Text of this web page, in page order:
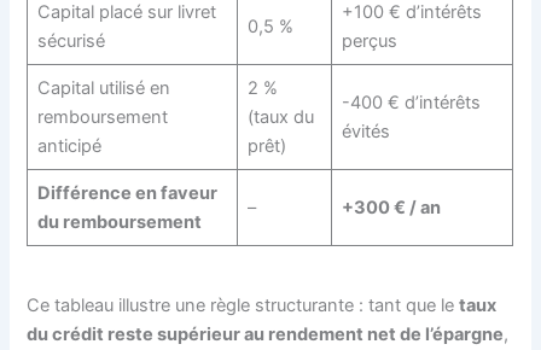
Capital placé sur livret
sécurisé
0,5 %
+100 € d’intérêts
perçus
Capital utilisé en
remboursement
anticipé
2 %
(taux du
prêt)
-400 € d’intérêts
évités
Différence en faveur
du remboursement
– +300 € / an
Ce tableau illustre une règle structurante : tant que letaux
du crédit reste supérieur au rendement net de l’épargne,